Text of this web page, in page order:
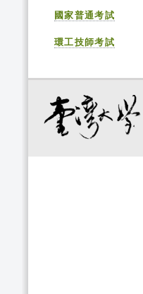
國家普通考試
環工技師考試